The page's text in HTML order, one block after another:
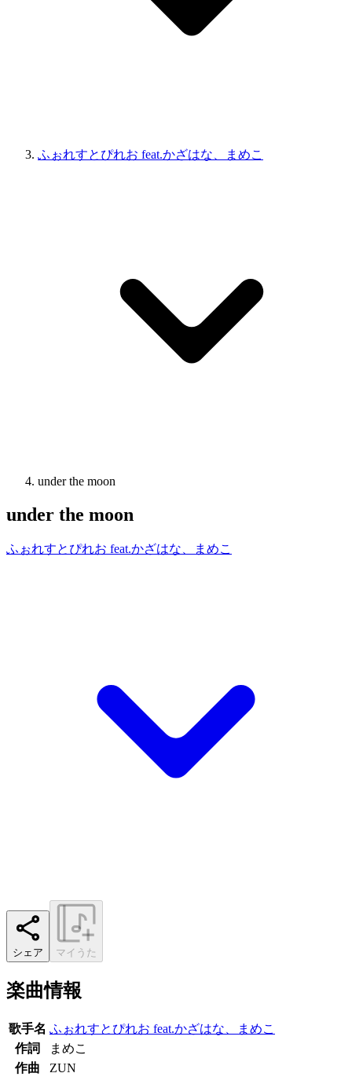
ふぉれすとぴれお feat.かざはな、まめこ
under the moon
under the moon
ふぉれすとぴれお feat.かざはな、まめこ
シェア マイうた
楽曲情報
歌手名 ふぉれすとぴれお feat.かざはな、まめこ
作詞
まめこ
作曲
ZUN